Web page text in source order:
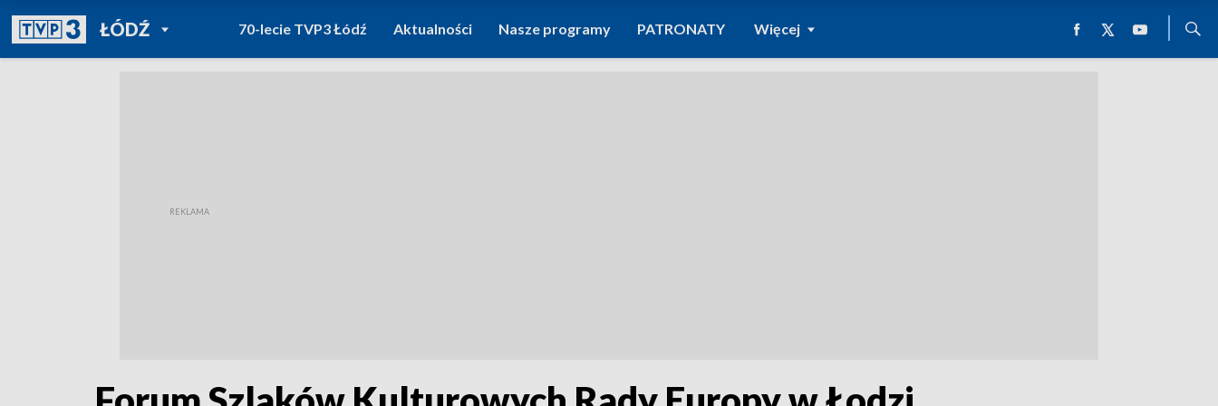
ŁÓDŹPOWRÓT DO
TVP REGIONY
70-lecie TVP3 Łódź Aktualności Nasze programy PATRONATY Więcej